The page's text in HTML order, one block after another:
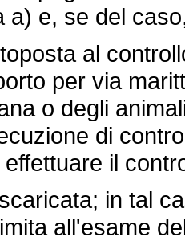
a) e, se del
al
per via
o degli
di
il
in tal
all'esame